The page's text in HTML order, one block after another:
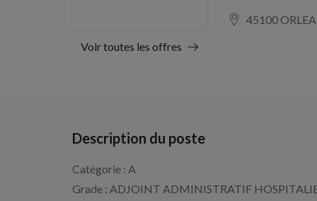
Voir toutes les offres
45100
Description du poste
Catégorie : A
Grade : ADJOINT ADMINISTRATIF